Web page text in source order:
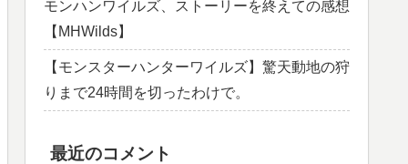
モンハンワイルズ、ストーリーを終えての感想
【MHWilds】
【モンスターハンターワイルズ】驚天動地の狩
りまで24時間を切ったわけで。
最近のコメント